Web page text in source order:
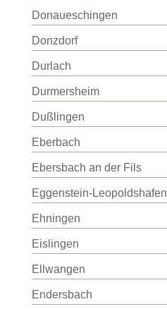
Donaueschingen
Donzdorf
Durlach
Durmersheim
Dußlingen
Eberbach
Ebersbach an der Fils
Eggenstein-Leopoldshafen
Ehningen
Eislingen
Ellwangen
Endersbach